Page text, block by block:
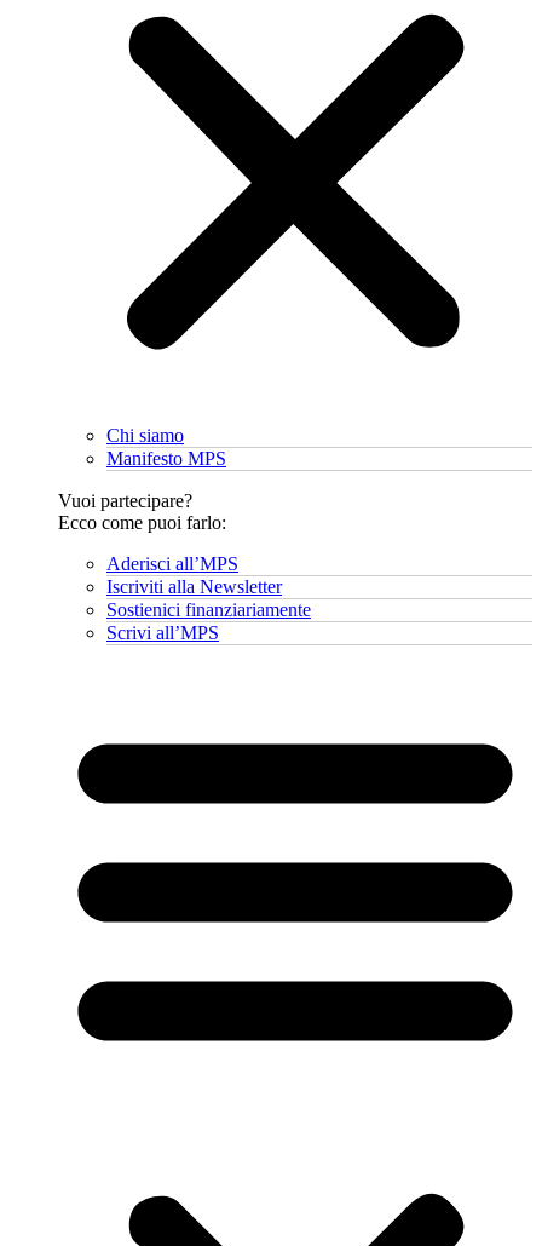
Chi siamo
Manifesto MPS
Vuoi partecipare?
Ecco come puoi farlo:
Aderisci all’MPS
Iscriviti alla Newsletter
Sostienici finanziariamente
Scrivi all’MPS